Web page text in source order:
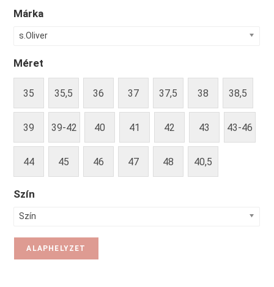
Márka
s.Oliver
Méret
35 35,5 36 37 37,5 38 38,5
39 39-42 40 41 42 43 43-46
44 45 46 47 48 40,5
Szín
Szín
ALAPHELYZET